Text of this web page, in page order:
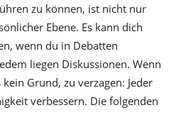
zu können, ist nicht nur
Ebene. Es kann dich
wenn du in Debatten
liegen Diskussionen. Wenn
Grund, zu verzagen: Jeder
verbessern. Die folgenden